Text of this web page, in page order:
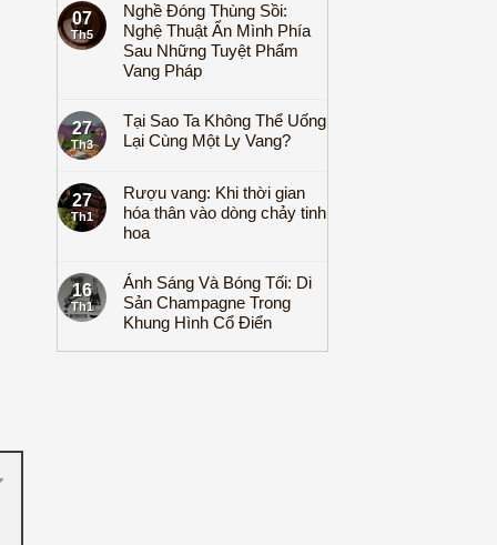
07
Th5
Nghề Đóng Thùng Sồi:
Nghệ Thuật Ẩn Mình Phía
Sau Những Tuyệt Phẩm
Vang Pháp
27
Th3
Tại Sao Ta Không Thể Uống
Lại Cùng Một Ly Vang?
27
Th1
Rượu vang: Khi thời gian
hóa thân vào dòng chảy tinh
hoa
16
Th1
Ánh Sáng Và Bóng Tối: Di
Sản Champagne Trong
Khung Hình Cổ Điển